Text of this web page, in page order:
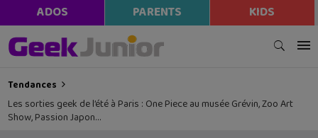
ADOS PARENTS KIDS
Tendances
Les sorties geek de l’été à Paris : One Piece au musée Grévin, Zoo Art
Show, Passion Japon…